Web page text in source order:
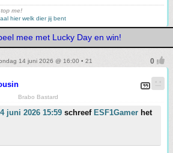
me!
hier welk dier jij bent
mee met Lucky Day en win!
14 juni 2026 @ 16:00 • 21
Brabo Bastard
juni 2026 15:59 schreef ESF1Gamer het